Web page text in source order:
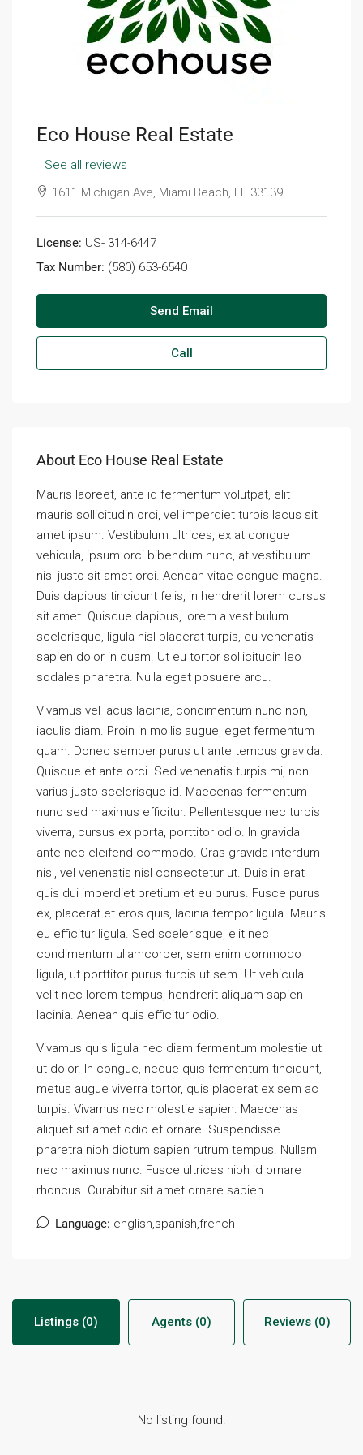
Eco House Real Estate
See all reviews
1611 Michigan Ave, Miami Beach, FL 33139
License: US- 314-6447
Tax Number: (580) 653-6540
Send Email
Call
About Eco House Real Estate
Mauris laoreet, ante id fermentum volutpat, elit
mauris sollicitudin orci, vel imperdiet turpis lacus sit
amet ipsum. Vestibulum ultrices, ex at congue
vehicula, ipsum orci bibendum nunc, at vestibulum
nisl justo sit amet orci. Aenean vitae congue magna.
Duis dapibus tincidunt felis, in hendrerit lorem cursus
sit amet. Quisque dapibus, lorem a vestibulum
scelerisque, ligula nisl placerat turpis, eu venenatis
sapien dolor in quam. Ut eu tortor sollicitudin leo
sodales pharetra. Nulla eget posuere arcu.
Vivamus vel lacus lacinia, condimentum nunc non,
iaculis diam. Proin in mollis augue, eget fermentum
quam. Donec semper purus ut ante tempus gravida.
Quisque et ante orci. Sed venenatis turpis mi, non
varius justo scelerisque id. Maecenas fermentum
nunc sed maximus efficitur. Pellentesque nec turpis
viverra, cursus ex porta, porttitor odio. In gravida
ante nec eleifend commodo. Cras gravida interdum
nisl, vel venenatis nisl consectetur ut. Duis in erat
quis dui imperdiet pretium et eu purus. Fusce purus
ex, placerat et eros quis, lacinia tempor ligula. Mauris
eu efficitur ligula. Sed scelerisque, elit nec
condimentum ullamcorper, sem enim commodo
ligula, ut porttitor purus turpis ut sem. Ut vehicula
velit nec lorem tempus, hendrerit aliquam sapien
lacinia. Aenean quis efficitur odio.
Vivamus quis ligula nec diam fermentum molestie ut
ut dolor. In congue, neque quis fermentum tincidunt,
metus augue viverra tortor, quis placerat ex sem ac
turpis. Vivamus nec molestie sapien. Maecenas
aliquet sit amet odio et ornare. Suspendisse
pharetra nibh dictum sapien rutrum tempus. Nullam
nec maximus nunc. Fusce ultrices nibh id ornare
rhoncus. Curabitur sit amet ornare sapien.
Language: english,spanish,french
Listings (0) Agents (0) Reviews (0)
No listing found.